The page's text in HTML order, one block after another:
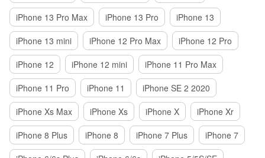
iPhone 13 Pro Max
iPhone 13 Pro
iPhone 13
iPhone 13 mini
iPhone 12 Pro Max
iPhone 12 Pro
iPhone 12
iPhone 12 mini
iPhone 11 Pro Max
iPhone 11 Pro
iPhone 11
iPhone SE 2 2020
iPhone Xs Max
iPhone Xs iPhone X
iPhone Xr
iPhone 8 Plus
iPhone 8 iPhone 7 Plus
iPhone 7